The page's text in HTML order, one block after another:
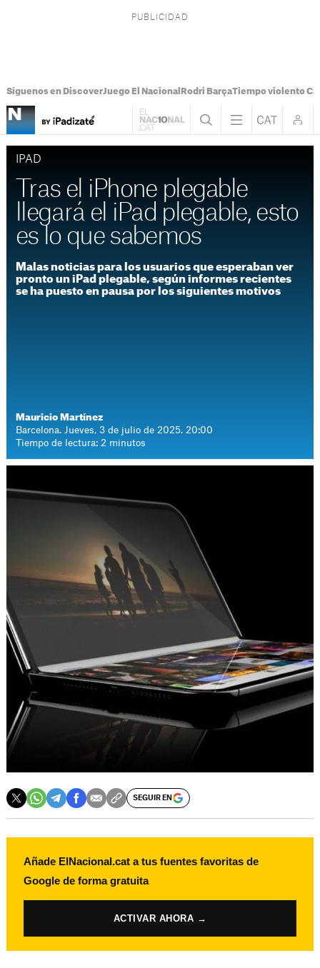
Síguenos en DiscoverJuego El Nacional Rodri BarçaTiempo violento
IPAD
Tras el iPhone plegable
llegará el iPad plegable, esto
es lo que sabemos
Malas noticias para los usuarios que esperaban ver
pronto un iPad plegable, según informes recientes
se ha puesto en pausa por los siguientes motivos
Mauricio Martínez
Barcelona. Jueves, 3 de julio de 2025. 20:00
Tiempo de lectura: 2 minutos
SEGUIR EN
Añade ElNacional.cat a tus fuentes favoritas de
Google de forma gratuita
ACTIVAR AHORA →